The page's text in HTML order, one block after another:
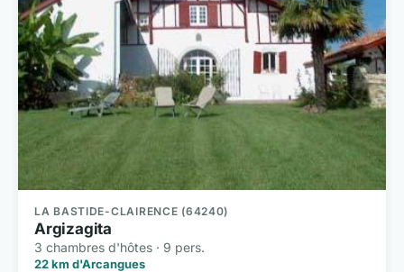
LA BASTIDE-CLAIRENCE (64240)
Argizagita
3 chambres d'hôtes · 9 pers.
22 km d'Arcangues